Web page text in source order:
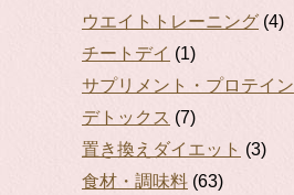
ウエイトトレーニング (4)
チートデイ (1)
サプリメント・プロテイン
デトックス (7)
置き換えダイエット (3)
食材・調味料 (63)